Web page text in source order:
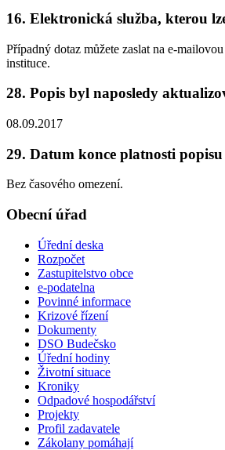
16. Elektronická služba, kterou
Případný dotaz můžete zaslat na e-
instituce.
28. Popis byl naposledy
08.09.2017
29. Datum konce platnosti popisu
Bez časového omezení.
Obecní úřad
Úřední deska
Rozpočet
Zastupitelstvo obce
e-podatelna
Povinné informace
Krizové řízení
Dokumenty
DSO Budečsko
Úřední hodiny
Životní situace
Kroniky
Odpadové hospodářství
Projekty
Profil zadavatele
Zákolany pomáhají